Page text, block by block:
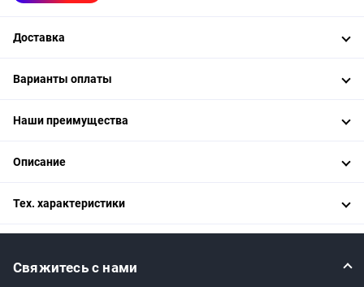
Доставка
Варианты оплаты
Наши преимущества
Описание
Тех. характеристики
Свяжитесь с нами